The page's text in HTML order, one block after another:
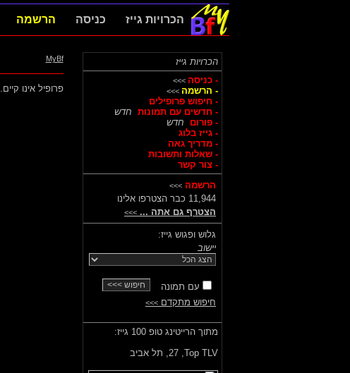
הכרויות גייז כניסה הרשמה
הכרויות גייז
- כניסה >>>
- הרשמה >>>
- חיפוש פרופילים
- חדשים עם תמונות חדש
- פורום
חדש
- גייז בלוג
- מדריך גאה
- שאלות ותשובות
- צור קשר
הרשמה >>>
11,944 כבר הצטרפו אלינו
הצטרף גם אתה ... >>>
גלוש ופגוש גייז:
יישוב
עם תמונה
חיפוש מתקדם >>>
מתוך הרייטינג טופ 100 גייז:
Top TLV, 27, תל אביב
MyBf
פרופיל אינו קיים.